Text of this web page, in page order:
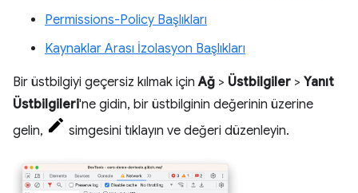
Permissions-Policy Başlıkları
Kaynaklar Arası İzolasyon Başlıkları
Bir üstbilgiyi geçersiz kılmak içinAğ > Üstbilgiler > Yanıt
Üstbilgileri'ne gidin, bir üstbilginin değerinin üzerine
gelin,
simgesini tıklayın ve değeri düzenleyin.